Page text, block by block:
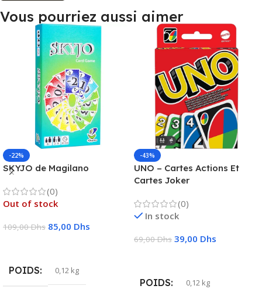
Vous pourriez aussi aimer
-22%
SKYJO de Magilano
(0)
Out of stock
109,00Dhs 85,00 Dhs
POIDS 0,12 kg
-43%
UNO – Cartes Actions Et
Cartes Joker
(0)
In stock
69,00Dhs 39,00 Dhs
POIDS 0,12 kg